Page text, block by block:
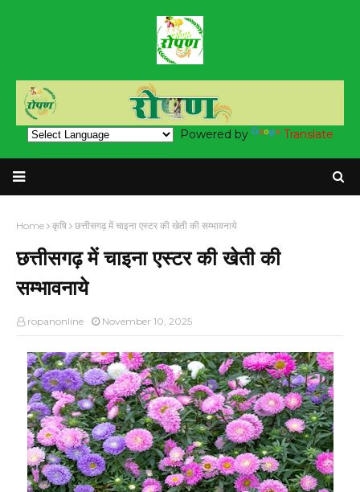
Powered by Translate
Home कृषि छत्तीसगढ़ में चाइना एस्टर की खेती की सम्भावनाये
छत्तीसगढ़ में चाइना एस्टर की खेती की
सम्भावनाये
ropanonline November 10, 2025